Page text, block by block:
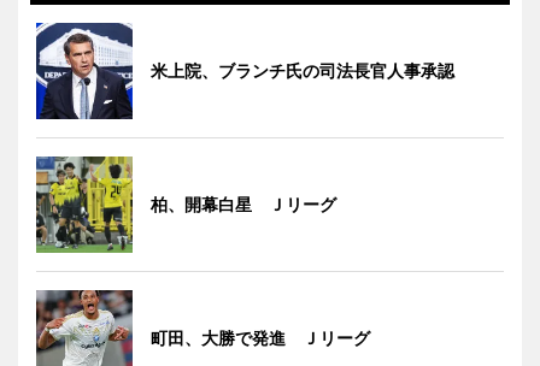
米上院、ブランチ氏の司法長官人事承認
柏、開幕白星 Ｊリーグ
町田、大勝で発進 Ｊリーグ